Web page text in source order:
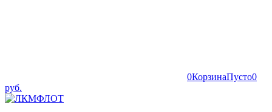
0КорзинаПусто0
руб.